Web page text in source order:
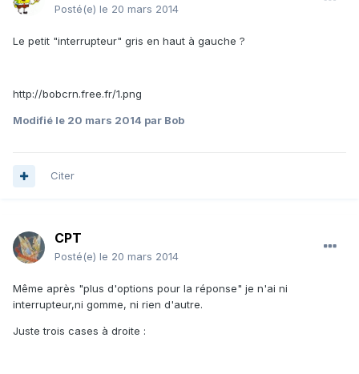
Posté(e) le 20 mars 2014
Le petit "interrupteur" gris en haut à gauche ?
http://bobcrn.free.fr/1.png
Modifié le 20 mars 2014 par Bob
Citer
CPT
Posté(e) le 20 mars 2014
Même après "plus d'options pour la réponse" je n'ai ni
interrupteur,ni gomme, ni rien d'autre.
Juste trois cases à droite :